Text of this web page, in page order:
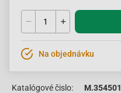
Na objednávku
Katalógové čislo: M.354501